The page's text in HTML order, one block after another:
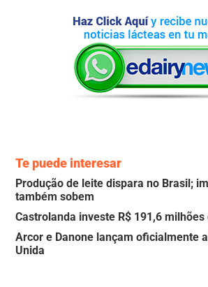
Te puede interesar
Produção de leite dispara no Brasil;
também sobem
Castrolanda investe R$ 191,6
Arcor e Danone lançam oficialmente
Unida